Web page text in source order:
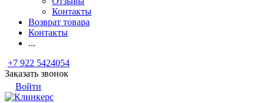
Контакты
Возврат товара
Контакты
...
+7 922 5424054
Заказать звонок
Войти